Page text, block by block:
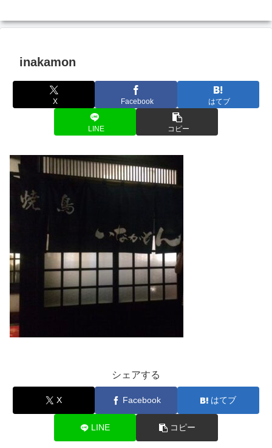
inakamon
X Facebook はてブ
LINE コピー
シェアする
X Facebook はてブ
LINE コピー